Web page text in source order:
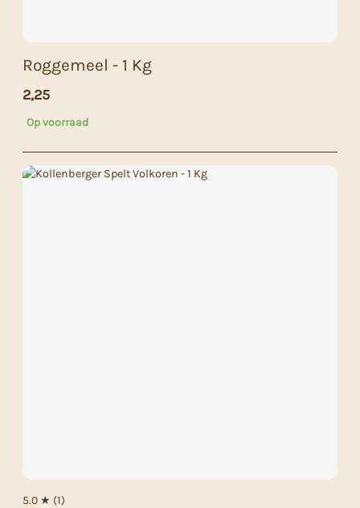
Roggemeel - 1 Kg
2,25
Op voorraad
5.0 ★ (1)